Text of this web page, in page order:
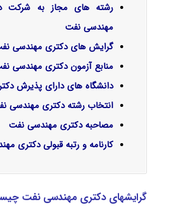
رشته های مجاز به شرکت
مهندسی نفت
گرایش‌ های دکتری مهندسی
منابع آزمون دکتری مهندسی
دانشگاه های دارای پذیرش
انتخاب رشته دکتری مهندسی
مصاحبه دکتری مهندسی نفت
کارنامه و رتبه قبولی دکتری
گرایشهای دکتری مهندسی نفت